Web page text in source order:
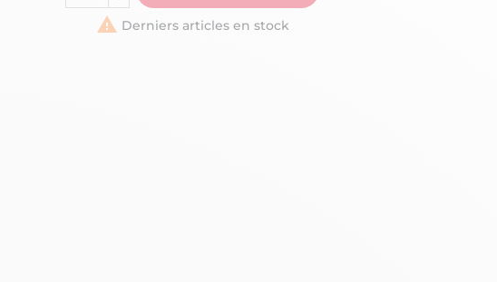
 Derniers articles en stock